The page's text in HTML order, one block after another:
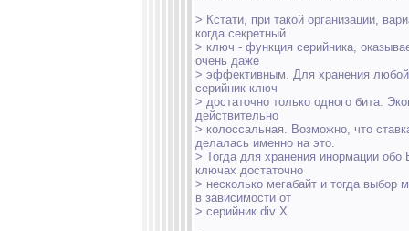
> Кстати, при такой организации,
когда секретный
> ключ - функция серийника,
очень даже
> эффективным. Для хранения
серийник-ключ
> достаточно только одного бита.
действительно
> колоссальная. Возможно, что
делалась именно на это.
> Тогда для хранения инормации
ключах достаточно
> несколько мегабайт и тогда выбор
в зависимости от
> серийник div X